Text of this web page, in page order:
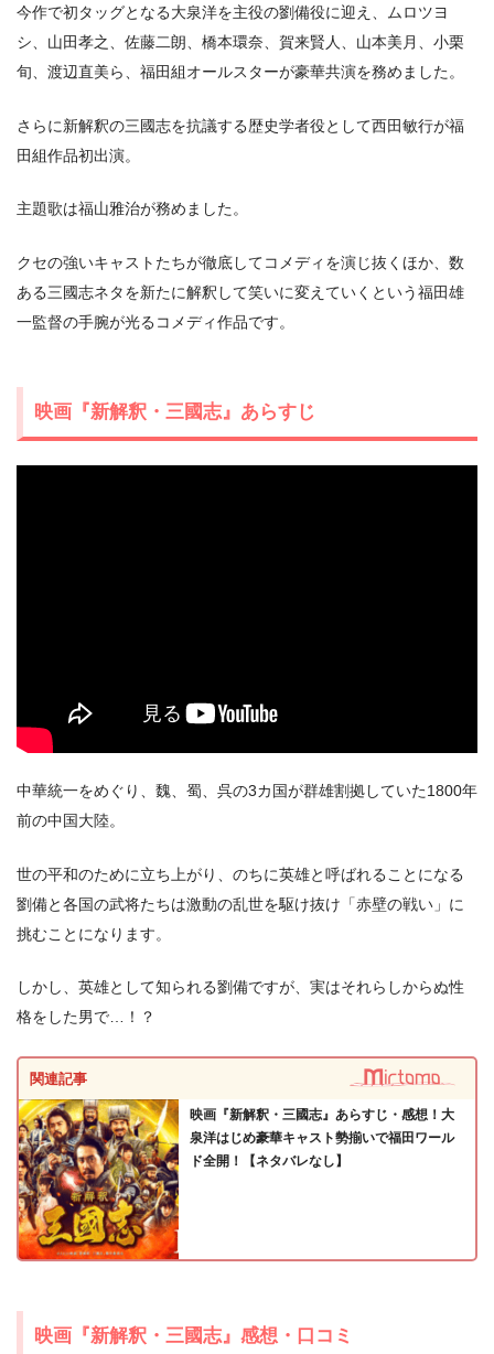
＼＼31日間無料!!お試し解約もOK／／
出典:U-NEXT
今作で初タッグとなる大泉洋を主役の劉備役に迎え、ムロツヨ
シ、山田孝之、佐藤二朗、橋本環奈、賀来賢人、山本美月、小栗
旬、渡辺直美ら、福田組オールスターが豪華共演を務めました。
さらに新解釈の三國志を抗議する歴史学者役として西田敏行が福
田組作品初出演。
主題歌は福山雅治が務めました。
クセの強いキャストたちが徹底してコメディを演じ抜くほか、数
ある三國志ネタを新たに解釈して笑いに変えていくという福田雄
一監督の手腕が光るコメディ作品です。
映画『新解釈・三國志』あらすじ
中華統一をめぐり、魏、蜀、呉の3カ国が群雄割拠していた1800年
前の中国大陸。
世の平和のために立ち上がり、のちに英雄と呼ばれることになる
劉備と各国の武将たちは激動の乱世を駆け抜け「赤壁の戦い」に
挑むことになります。
しかし、英雄として知られる劉備ですが、実はそれらしからぬ性
格をした男で…！？
関連記事
映画『新解釈・三國志』あらすじ・感想！大
泉洋はじめ豪華キャスト勢揃いで福田ワール
ド全開！【ネタバレなし】
映画『新解釈・三國志』感想・口コミ